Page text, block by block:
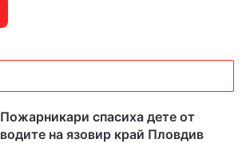
Пожарникари спасиха дете от
водите на язовир край Пловдив